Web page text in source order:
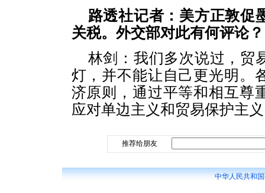
路透社记者：美方正敦促
关税。外交部对此有何评论？
林剑：我们多次说过，贸
灯，并不能让自己更光明。
济原则，通过平等和相互尊
应对单边主义和贸易保护主
推荐给朋友
中华人民共和